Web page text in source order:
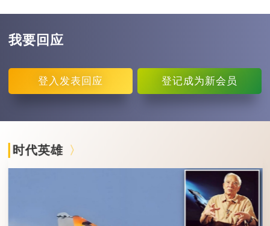
我要回应
登入 发表回应 登记成为新会员
时代英雄